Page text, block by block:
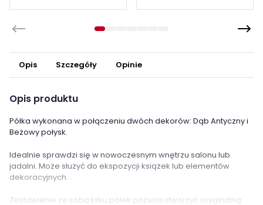
Opis Szczegóły Opinie
Opis produktu
Półka wykonana w połączeniu dwóch dekorów: Dąb Antyczny i
Beżowy połysk.
Idealnie sprawdzi się w nowoczesnym wnętrzu salonu lub
jadalni. Może służyć do ekspozycji książek lub elementów
dekoracyjnych.
Zestawienie ze sobą kilku półek pozwoli stworzyć oryginalną